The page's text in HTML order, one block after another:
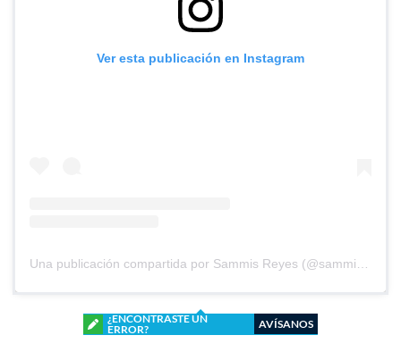
Ver esta publicación en Instagram
¿ENCONTRASTE UN
ERROR?
AVÍSANOS